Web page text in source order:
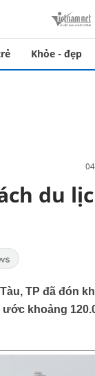
Khỏe - đẹp
du
TP đã đón
khoảng